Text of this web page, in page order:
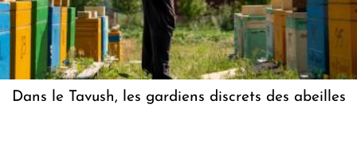
Dans le Tavush, les gardiens discrets des abeilles